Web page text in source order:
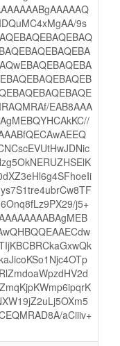
9s
EAB8AAA
j5+
aCiiiv+